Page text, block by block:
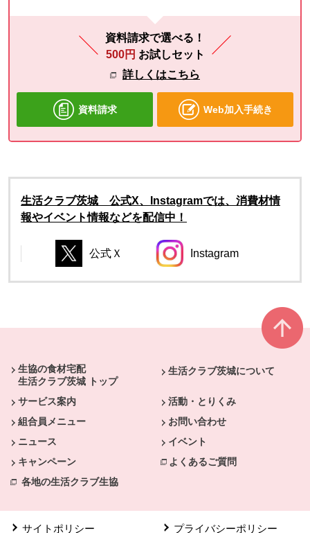
資料請求で選べる！
500円 お試しセット
詳しくはこちら
資料請求 Web加入手続き
生活クラブ茨城 公式X、Instagramでは、消費材情
報やイベント情報などを配信中！
別のウィンドウで開きます。
公式Ｘ
別のウィンドウで開きます。
別のウィンドウで開きます。
Instagram
別のウィンドウで開
生協の食材宅配
生活クラブ茨城 トップ
生活クラブ茨城について
サービス案内
活動・とりくみ
組合員メニュー
お問い合わせ
ニュース
イベント
キャンペーン
よくあるご質問
各地の生活クラブ生協
サイトポリシー プライバシーポリシー